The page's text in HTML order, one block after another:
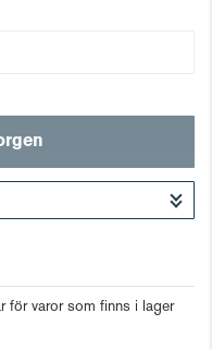
för varor som finns i lager